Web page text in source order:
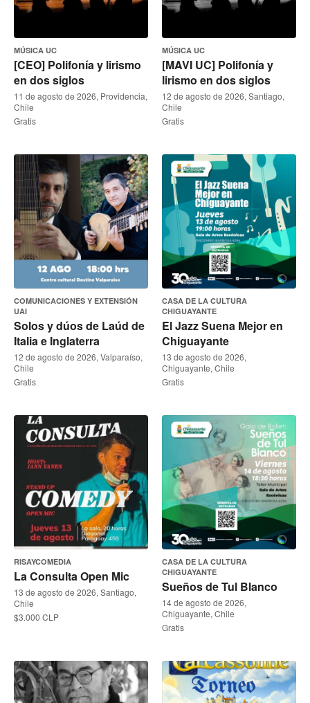
MÚSICA UC
[CEO] Polifonía y lirismo
en dos siglos
11 de agosto de 2026, Providencia,
Chile
Gratis
MÚSICA UC
[MAVI UC] Polifonía y
lirismo en dos siglos
12 de agosto de 2026, Santiago,
Chile
Gratis
COMUNICACIONES Y EXTENSIÓN
UAI
Solos y dúos de Laúd de
Italia e Inglaterra
12 de agosto de 2026, Valparaíso,
Chile
Gratis
CASA DE LA CULTURA
CHIGUAYANTE
El Jazz Suena Mejor en
Chiguayante
13 de agosto de 2026,
Chiguayante, Chile
Gratis
RISAYCOMEDIA
La Consulta Open Mic
13 de agosto de 2026, Santiago,
Chile
$3.000 CLP
CASA DE LA CULTURA
CHIGUAYANTE
Sueños de Tul Blanco
14 de agosto de 2026,
Chiguayante, Chile
Gratis